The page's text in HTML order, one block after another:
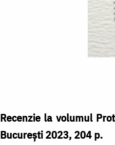
Recenzie la volumul
București 2023, 204 p.